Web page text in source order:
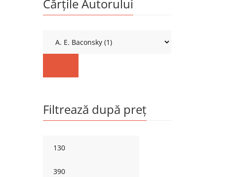
Cărțile Autorului
Filtrează după preț